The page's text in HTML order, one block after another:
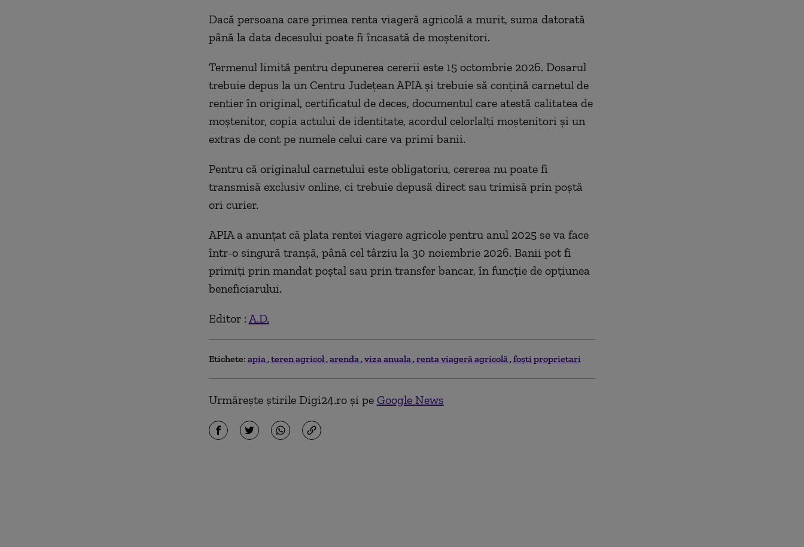
Dacă persoana care primea renta viageră agricolă a murit, suma datorată
până la data decesului poate fi încasată de moștenitori.
Termenul limită pentru depunerea cererii este 15 octombrie 2026. Dosarul
trebuie depus la un Centru Județean APIA și trebuie să conțină carnetul de
rentier în original, certificatul de deces, documentul care atestă calitatea de
moștenitor, copia actului de identitate, acordul celorlalți moștenitori și un
extras de cont pe numele celui care va primi banii.
Pentru că originalul carnetului este obligatoriu, cererea nu poate fi
transmisă exclusiv online, ci trebuie depusă direct sau trimisă prin poștă
ori curier.
APIA a anunțat că plata rentei viagere agricole pentru anul 2025 se va face
într-o singură tranșă, până cel târziu la 30 noiembrie 2026. Banii pot fi
primiți prin mandat poștal sau prin transfer bancar, în funcție de opțiunea
beneficiarului.
Editor : A.D.
Etichete: apia teren agricol arenda viza anuala renta viageră agricolă foști proprietari
Urmărește știrile Digi24.ro și pe Google News